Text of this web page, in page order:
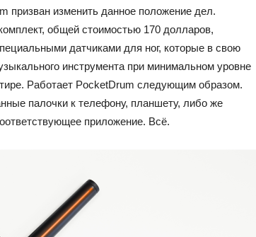
призван изменить данное положение дел.
общей стоимостью 170 долларов,
датчиками для ног, которые в свою
инструмента при минимальном уровне
Работает PocketDrum следующим образом.
палочки к телефону, планшету, либо же
приложение. Всё.